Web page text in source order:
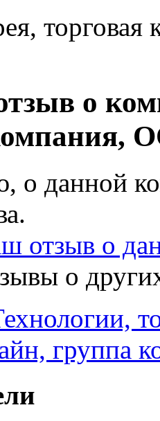
о
о данной
отзыв о
о
группа